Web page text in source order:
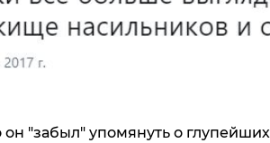
он "забыл" упомянуть о глупейших